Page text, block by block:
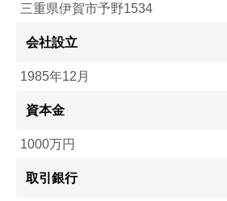
三重県伊賀市予野1534
会社設立
1985年12月
資本金
1000万円
取引銀行